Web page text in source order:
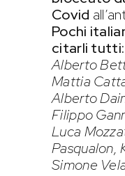
Covid
Pochi
citarli tutti:
Alberto
Mattia
Alberto
Filippo
Luca
Pasqualon,
Simone